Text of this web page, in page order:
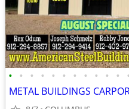
• • • • • • • • • • • •